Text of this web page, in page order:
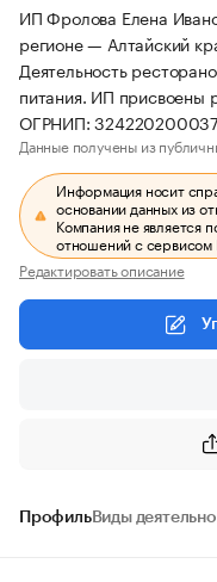
ИП Фролова Елена
регионе — Алтайский
Деятельность
питания. ИП
ОГРНИП:
Данные получены из
Информация носит
основании данных из
Компания не является
отношений с сервисом
Редактировать описание
ПрофильВиды